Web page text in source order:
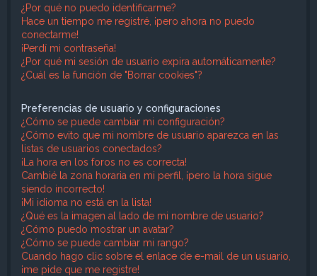
¿Por qué no puedo identificarme?
Hace un tiempo me registré, ¡pero ahora no puedo
conectarme!
¡Perdí mi contraseña!
¿Por qué mi sesión de usuario expira automáticamente?
¿Cuál es la función de "Borrar cookies"?
Preferencias de usuario y configuraciones
¿Cómo se puede cambiar mi configuración?
¿Cómo evito que mi nombre de usuario aparezca en las
listas de usuarios conectados?
¡La hora en los foros no es correcta!
Cambié la zona horaria en mi perfil, ¡pero la hora sigue
siendo incorrecto!
¡Mi idioma no está en la lista!
¿Qué es la imagen al lado de mi nombre de usuario?
¿Cómo puedo mostrar un avatar?
¿Cómo se puede cambiar mi rango?
Cuando hago clic sobre el enlace de e-mail de un usuario,
¡me pide que me registre!